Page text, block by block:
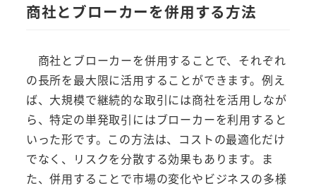
商社とブローカーを併用する方法
商社とブローカーを併用することで、それぞれ
の長所を最大限に活用することができます。例え
ば、大規模で継続的な取引には商社を活用しなが
ら、特定の単発取引にはブローカーを利用すると
いった形です。この方法は、コストの最適化だけ
でなく、リスクを分散する効果もあります。ま
た、併用することで市場の変化やビジネスの多様